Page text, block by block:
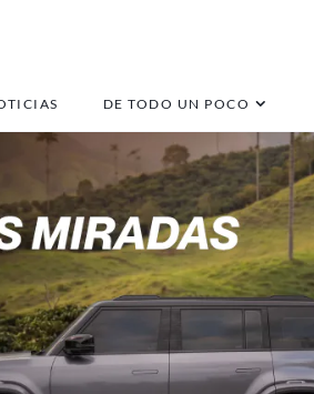
DE TODO UN POCO